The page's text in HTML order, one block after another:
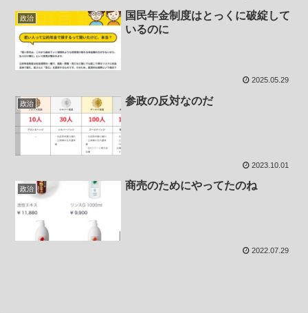
政治
国民年金制度はとっくに破綻して
いるのに
2025.05.29
政治 参政の反対なのだ
2023.10.01
政治 商売のためにやってたのね
2022.07.29